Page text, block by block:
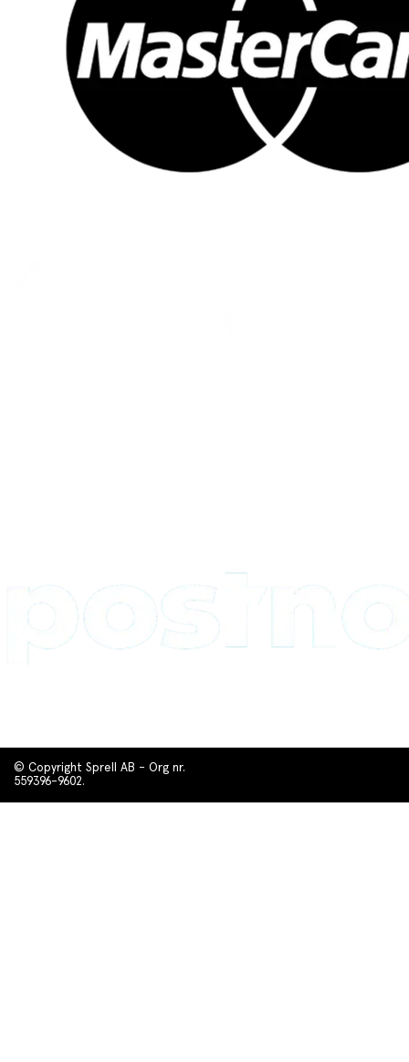
© Copyright Sprell AB - Org nr.
559396-9602.